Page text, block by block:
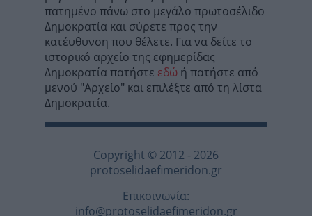
πατημένο πάνω στο μεγάλο πρωτοσέλιδο
Δημοκρατία και σύρετε προς την
κατέυθυνση που θέλετε. Για να δείτε το
ιστορικό αρχείο της εφημερίδας
Δημοκρατία πατήστε εδώ ή πατήστε από
μενού "Αρχείο" και επιλέξτε από τη λίστα
Δημοκρατία.
Copyright © 2012 - 2026
protoselidaefimeridon.gr
Επικοινωνία:
info@protoselidaefimeridon.gr